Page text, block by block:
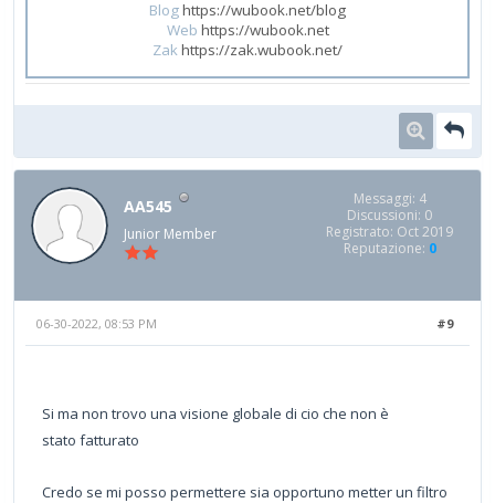
Bloghttps://wubook.net/blog
Web https://wubook.net
Zakhttps://zak.wubook.net/
AA545
Junior Member
Messaggi: 4
Discussioni: 0
Registrato: Oct 2019
Reputazione: 0
#9
06-30-2022, 08:53 PM
Si ma non trovo una visione globale di cio che non è
stato fatturato
Credo se mi posso permettere sia opportuno metter un filtro